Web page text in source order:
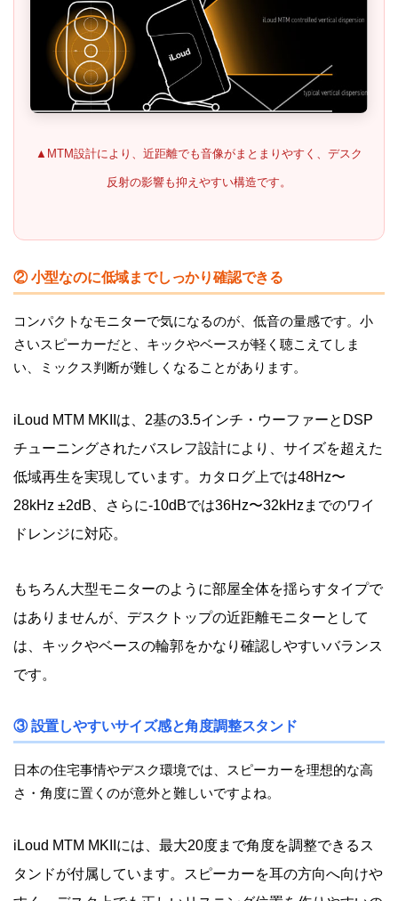
▲MTM設計により、近距離でも音像がまとまりやすく、デスク
反射の影響も抑えやすい構造です。
② 小型なのに低域までしっかり確認できる
コンパクトなモニターで気になるのが、低音の量感です。小
さいスピーカーだと、キックやベースが軽く聴こえてしま
い、ミックス判断が難しくなることがあります。
iLoud MTM MKIIは、2基の3.5インチ・ウーファーとDSP
チューニングされたバスレフ設計により、サイズを超えた
低域再生を実現しています。カタログ上では48Hz〜
28kHz ±2dB、さらに-10dBでは36Hz〜32kHzまでのワイ
ドレンジに対応。
もちろん大型モニターのように部屋全体を揺らすタイプで
はありませんが、デスクトップの近距離モニターとして
は、キックやベースの輪郭をかなり確認しやすいバランス
です。
③ 設置しやすいサイズ感と角度調整スタンド
日本の住宅事情やデスク環境では、スピーカーを理想的な高
さ・角度に置くのが意外と難しいですよね。
iLoud MTM MKIIには、最大20度まで角度を調整できるス
タンドが付属しています。スピーカーを耳の方向へ向けや